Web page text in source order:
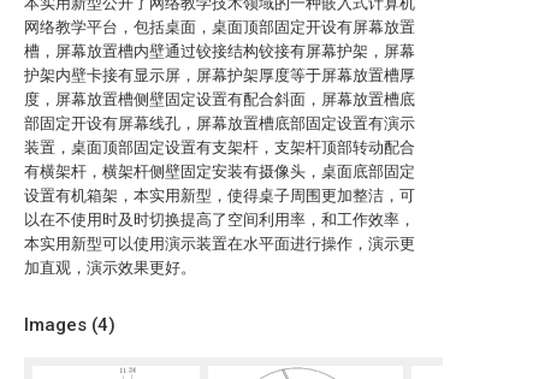
网络教学平台，包括桌面，桌面顶部固定开设有屏幕放置
槽，屏幕放置槽内壁通过铰接结构铰接有屏幕护架，屏幕
护架内壁卡接有显示屏，屏幕护架厚度等于屏幕放置槽厚
度，屏幕放置槽侧壁固定设置有配合斜面，屏幕放置槽底
部固定开设有屏幕线孔，屏幕放置槽底部固定设置有演示
装置，桌面顶部固定设置有支架杆，支架杆顶部转动配合
有横架杆，横架杆侧壁固定安装有摄像头，桌面底部固定
设置有机箱架，本实用新型，使得桌子周围更加整洁，可
以在不使用时及时切换提高了空间利用率，和工作效率，
本实用新型可以使用演示装置在水平面进行操作，演示更
加直观，演示效果更好。
Images (4)